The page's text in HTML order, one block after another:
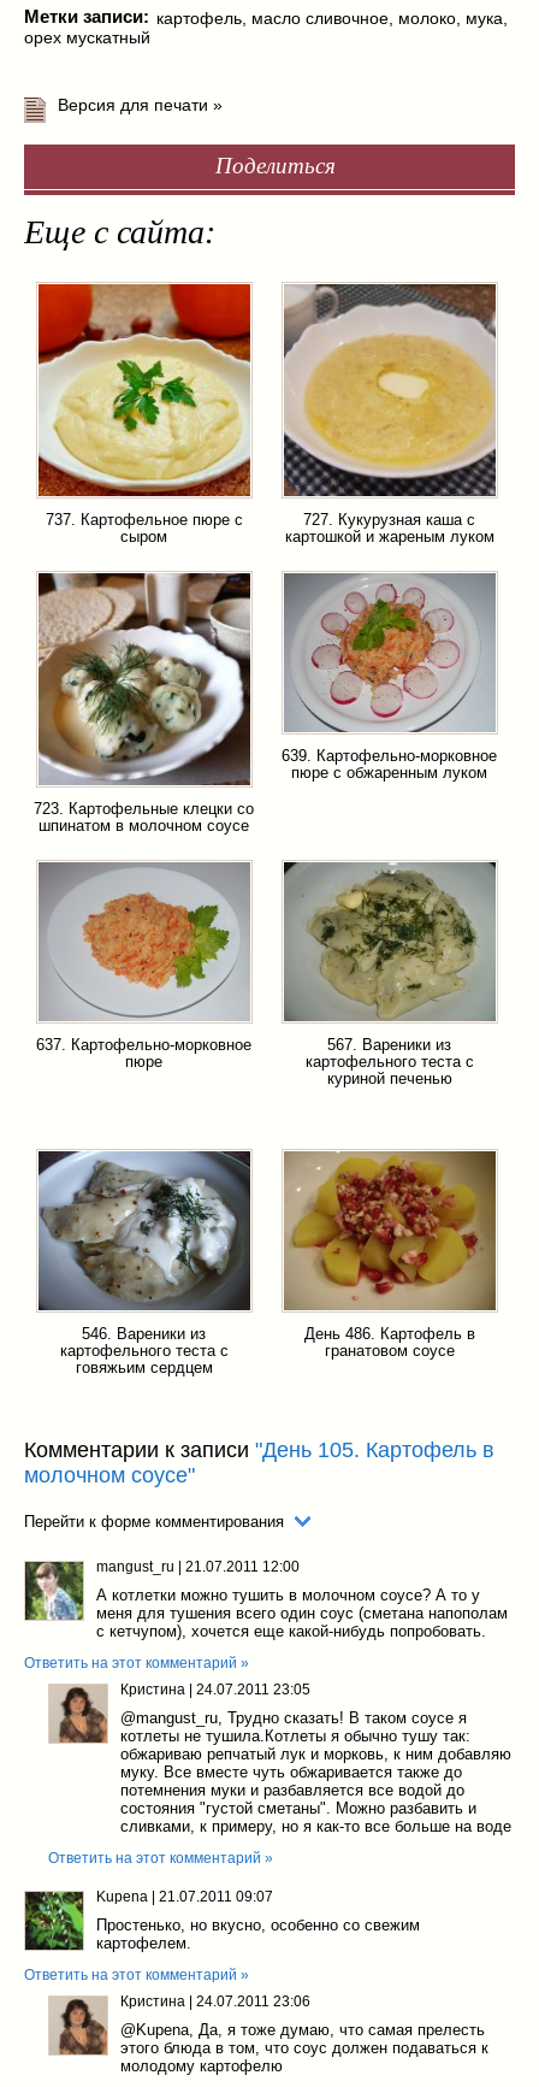
Метки записи: картофель масло сливочное молоко мука
орех мускатный
Версия для печати »
Поделиться
Еще с сайта:
737. Картофельное пюре с
сыром
727. Кукурузная каша с
картошкой и жареным луком
723. Картофельные клецки со
шпинатом в молочном соусе
639. Картофельно-морковное
пюре с обжаренным луком
637. Картофельно-морковное
пюре
567. Вареники из
картофельного теста с
куриной печенью
546. Вареники из
картофельного теста с
говяжьим сердцем
День 486. Картофель в
гранатовом соусе
Комментарии к записи "День 105. Картофель в
молочном соусе"
Перейти к форме комментирования
mangust_ru | 21.07.2011 12:00
А котлетки можно тушить в молочном соусе? А то у
меня для тушения всего один соус (сметана напополам
с кетчупом), хочется еще какой-нибудь попробовать.
Ответить на этот комментарий »
Кристина | 24.07.2011 23:05
@mangust_ru , Трудно сказать! В таком соусе я
котлеты не тушила.Котлеты я обычно тушу так:
обжариваю репчатый лук и морковь, к ним добавляю
муку. Все вместе чуть обжаривается также до
потемнения муки и разбавляется все водой до
состояния "густой сметаны". Можно разбавить и
сливками, к примеру, но я как-то все больше на воде
Ответить на этот комментарий »
Kupena | 21.07.2011 09:07
Простенько, но вкусно, особенно со свежим
картофелем.
Ответить на этот комментарий »
Кристина | 24.07.2011 23:06
@Kupena , Да, я тоже думаю, что самая прелесть
этого блюда в том, что соус должен подаваться к
молодому картофелю